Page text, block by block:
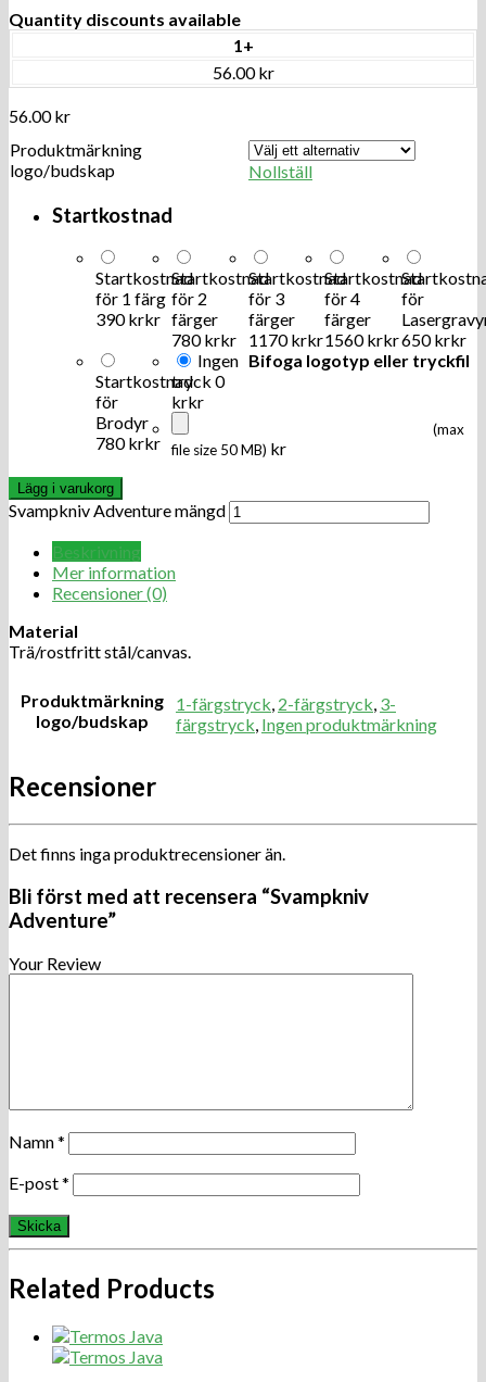
Quantity discounts available
1+
56.00 kr
56.00kr
Produktmärkning
logo/budskap
Nollställ
Startkostnad
Startkostnad
för 1 färg
390 krkr
Startkostnad
för 2
färger
780 krkr
Startkostnad
för 3
färger
1170 krkr
Startkostnad
för 4
färger
1560 krkr
för
650 krkr
Startkostnad
för
Brodyr
780 krkr
Ingen
tryck 0
krkr
Bifoga logotyp eller tryckfil
(max
file size 50 MB) kr
Lägg i varukorg
Svampkniv Adventure mängd
Beskrivning
Mer information
Recensioner (0)
Material
Trä/rostfritt stål/canvas.
Produktmärkning
logo/budskap
1-färgstryck, 2-färgstryck, 3-
färgstryck, Ingen produktmärkning
Recensioner
Det finns inga produktrecensioner än.
Bli först med att recensera “Svampkniv
Adventure”
Your Review
Namn*
E-post*
Related Products